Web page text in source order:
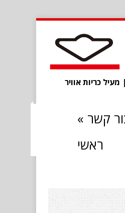
כריות אוויר
קשר »
ראשי